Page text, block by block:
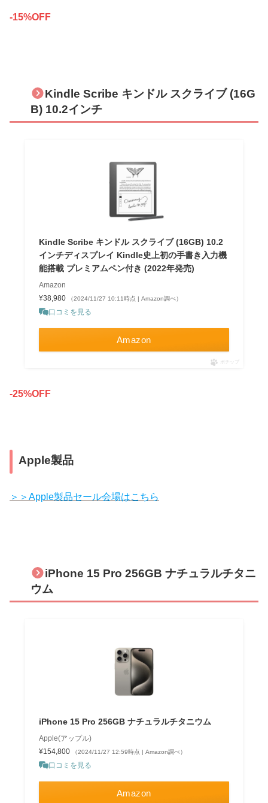
-15%OFF
Kindle Scribe キンドル スクライブ (16G
B) 10.2インチ
Kindle Scribe キンドル スクライブ (16GB) 10.2
インチディスプレイ Kindle史上初の手書き入力機
能搭載 プレミアムペン付き (2022年発売)
Amazon
¥38,980
（2024/11/27 10:11時点 | Amazon調べ）
口コミを見る
Amazon
ポチップ
-25%OFF
Apple製品
＞＞Apple製品セール会場はこちら
iPhone 15 Pro 256GB ナチュラルチタニ
ウム
iPhone 15 Pro 256GB ナチュラルチタニウム
Apple(アップル)
¥154,800
（2024/11/27 12:59時点 | Amazon調べ）
口コミを見る
Amazon